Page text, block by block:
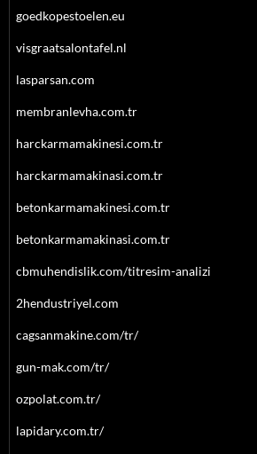
goedkopestoelen.eu
visgraatsalontafel.nl
lasparsan.com
membranlevha.com.tr
harckarmamakinesi.com.tr
harckarmamakinasi.com.tr
betonkarmamakinesi.com.tr
betonkarmamakinasi.com.tr
cbmuhendislik.com/titresim-analizi
2hendustriyel.com
cagsanmakine.com/tr/
gun-mak.com/tr/
ozpolat.com.tr/
lapidary.com.tr/